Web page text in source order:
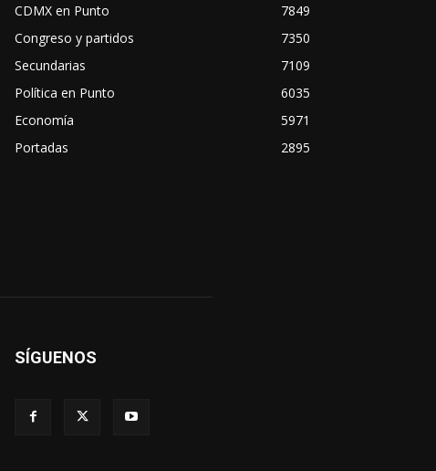
CDMX en Punto
7849
Congreso y partidos
7350
Secundarias
7109
Política en Punto
6035
Economía
5971
Portadas
2895
SÍGUENOS